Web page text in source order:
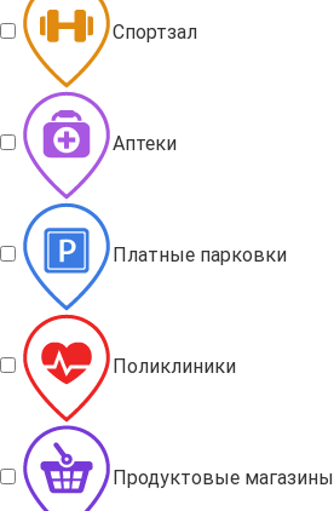
Спортзал
Аптеки
Платные парковки
Поликлиники
Продуктовые магазины